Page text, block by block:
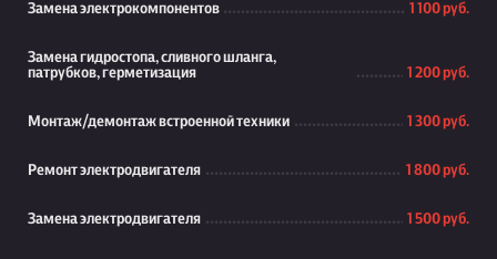
Замена электрокомпонентов 1 100 руб.
Замена гидростопа, сливного шланга,
патрубков, герметизация
1 200 руб.
Монтаж/демонтаж встроенной техники 1 300 руб.
Ремонт электродвигателя 1 800 руб.
Замена электродвигателя 1 500 руб.